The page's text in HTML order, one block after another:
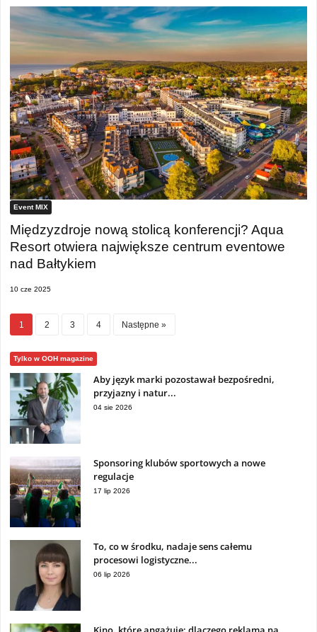
Event MIX
Międzyzdroje nową stolicą konferencji? Aqua
Resort otwiera największe centrum eventowe
nad Bałtykiem
10 cze 2025
1 2 3 4 Następne »
Tylko w OOH magazine
Aby język marki pozostawał bezpośredni,
przyjazny i natur...
04 sie 2026
Sponsoring klubów sportowych a nowe
regulacje
17 lip 2026
To, co w środku, nadaje sens całemu
procesowi logistyczne...
06 lip 2026